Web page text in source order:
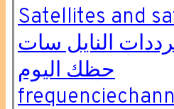
Satellites and
النايل سات
حظك اليوم